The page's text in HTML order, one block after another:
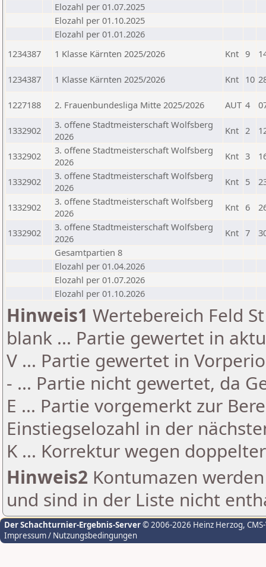
Elozahl per 01.07.2025
Elozahl per 01.10.2025
Elozahl per 01.01.2026
1234387
1 Klasse Kärnten 2025/2026 Knt 9
1234387 1 Klasse Kärnten 2025/2026 Knt 10
1227188 2. Frauenbundesliga Mitte 2025/2026 AUT 4
1332902
3. offene Stadtmeisterschaft Wolfsberg
2026
Knt 2
1332902
3. offene Stadtmeisterschaft Wolfsberg
2026
Knt 3
1332902
3. offene Stadtmeisterschaft Wolfsberg
2026
Knt 5
1332902
3. offene Stadtmeisterschaft Wolfsberg
2026
Knt 6
1332902
3. offene Stadtmeisterschaft Wolfsberg
2026
Knt 7
Gesamtpartien 8
Elozahl per 01.04.2026
Elozahl per 01.07.2026
Elozahl per 01.10.2026
Hinweis1 Wertebereich Feld
blank ... Partie gewertet in
V ... Partie gewertet in
- ... Partie nicht gewertet, da
E ... Partie vorgemerkt zur
Einstiegselozahl in der
K ... Korrektur wegen
Hinweis2 Kontumazen
und sind in der Liste nicht
Der Schachturnier-Ergebnis-Server© 2006-2026 Heinz Herzog,
Impressum / Nutzungsbedingungen